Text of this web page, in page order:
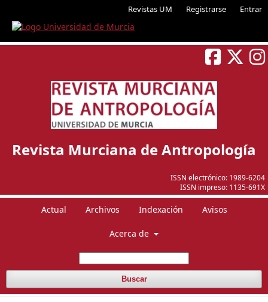
Revistas UM Registrarse Entrar
ISSN electrónico: 1989-6204
ISSN impreso: 1135-691X
Revista Murciana de Antropología
Actual Archivos Indexación Avisos
Acerca de
Buscar